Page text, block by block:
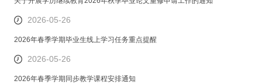
2026-05-26
2026年春季学期毕业生线上学习任务重点提醒
2026-05-26
2026年春季学期同步教学课程安排通知